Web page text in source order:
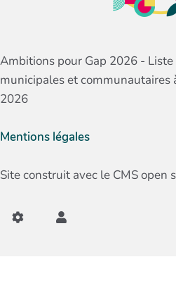
Ambitions pour Gap 2026 -
municipales et communautaires
2026
Mentions légales
Site construit avec le CMS open